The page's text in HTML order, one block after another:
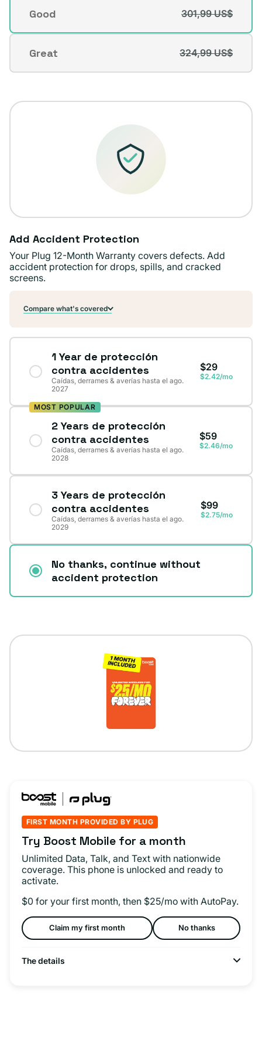
no
disponible
Good
Variante
agotada
no
disponible
301,99 US$
Great
Variante
agotada
no
324,99 US$
Add Accident Protection
Your Plug 12-Month Warranty covers defects. Add
accident protection for drops, spills, and cracked
screens.
Compare what's covered
1 Year de protección
contra accidentes
Caídas, derrames & averías hasta el ago.
2027
$29
$2.42/mo
MOST POPULAR
2 Years de protección
contra accidentes
Caídas, derrames & averías hasta el ago.
2028
$59
$2.46/mo
3 Years de protección
contra accidentes
Caídas, derrames & averías hasta el ago.
2029
$99
$2.75/mo
No thanks, continue without
accident protection
FIRST MONTH PROVIDED BY PLUG
Try Boost Mobile for a month
Unlimited Data, Talk, and Text with nationwide
coverage. This phone is unlocked and ready to
activate.
$0 for your first month, then $25/mo with AutoPay.
Claim my first month No thanks
The details